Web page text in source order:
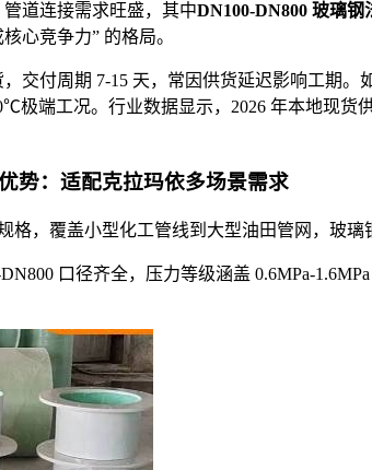
管道连接需求旺盛，其中DN100-DN800 玻璃钢
心竞争力” 的格局。
交付周期 7-15 天，常因供货延迟影响工期
极端工况。行业数据显示，2026 年本地现货供
势：适配克拉玛依多场景需求
格，覆盖小型化工管线到大型油田管网，玻
DN800 口径齐全，压力等级涵盖 0.6MPa-